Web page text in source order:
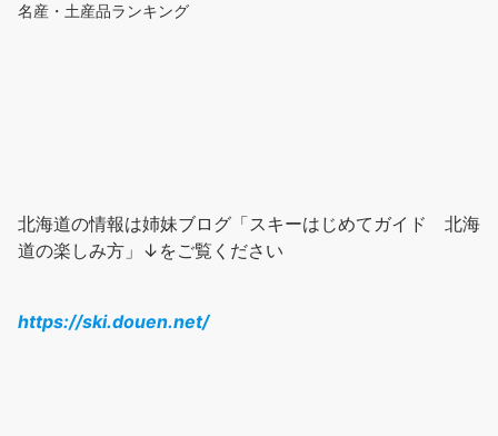
名産・土産品ランキング
北海道の情報は姉妹ブログ「スキーはじめてガイド 北海
道の楽しみ方」↓をご覧ください
https://ski.douen.net/